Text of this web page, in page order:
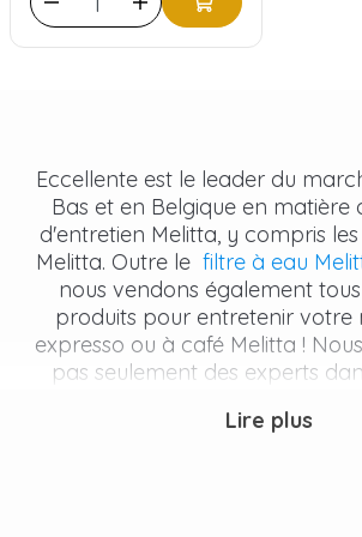
Eccellente est le leader du
Bas et en Belgique en matière
d'entretien Melitta, y compris
Melitta. Outre le filtre à eau
nous vendons également
produits pour entretenir votre
expresso ou à café Melitta !
pas seulement des experts
mais nous sommes également
Lire plus